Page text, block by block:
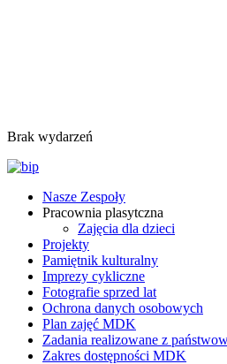
Brak wydarzeń
Nasze Zespoły
Pracownia plasytczna
Zajęcia dla dzieci
Projekty
Pamiętnik kulturalny
Imprezy cykliczne
Fotografie sprzed lat
Ochrona danych osobowych
Plan zajęć MDK
Zadania realizowane z
Zakres dostępności MDK